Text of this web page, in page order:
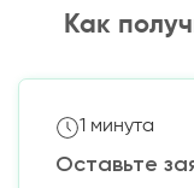
Как
1 минута
Оставьте